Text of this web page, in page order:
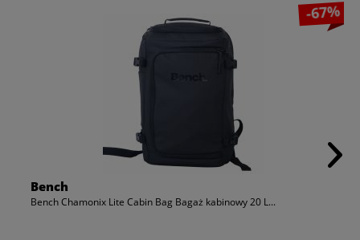
-67%
Bench
Bench Chamonix Lite Cabin Bag Bagaż kabinowy 20 L...